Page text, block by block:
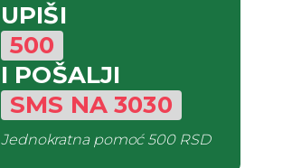
UPIŠI
500
I POŠALJI
SMS NA3030
Jednokratna pomoć500 RSD